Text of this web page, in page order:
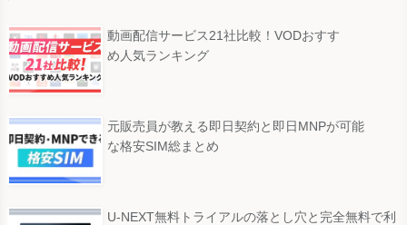
動画配信サービス21社比較！VODおすす
め人気ランキング
元販売員が教える即日契約と即日MNPが可能
な格安SIM総まとめ
U-NEXT無料トライアルの落とし穴と完全無料で利